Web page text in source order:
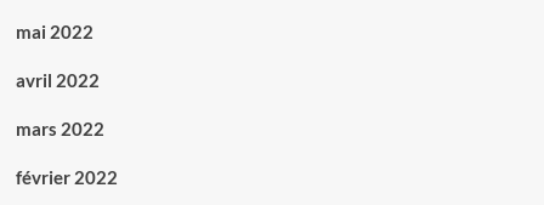
mai 2022
avril 2022
mars 2022
février 2022